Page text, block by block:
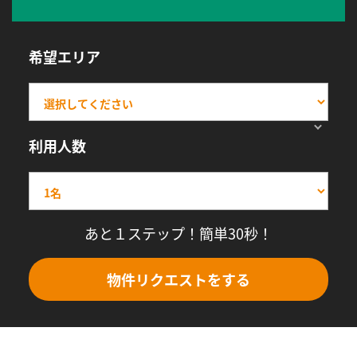
希望エリア
利用人数
あと１ステップ！簡単30秒！
物件リクエストをする